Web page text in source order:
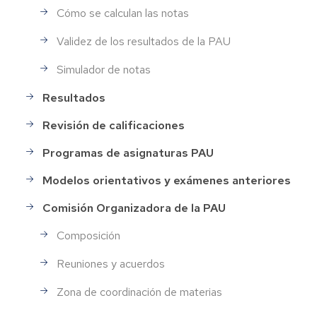
Cómo se calculan las notas
Validez de los resultados de la PAU
Simulador de notas
Resultados
Revisión de calificaciones
Programas de asignaturas PAU
Modelos orientativos y exámenes anteriores
Comisión Organizadora de la PAU
Composición
Reuniones y acuerdos
Zona de coordinación de materias